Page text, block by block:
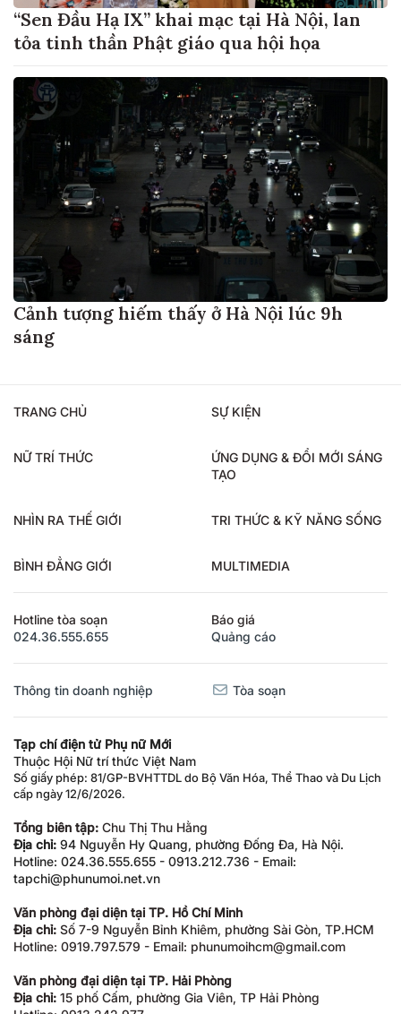
“Sen Đầu Hạ IX” khai mạc tại Hà Nội, lan
tỏa tinh thần Phật giáo qua hội họa
Cảnh tượng hiếm thấy ở Hà Nội lúc 9h
sáng
TRANG CHỦ SỰ KIỆN
NỮ TRÍ THỨC
ỨNG DỤNG & ĐỔI MỚI SÁNG
TẠO
NHÌN RA THẾ GIỚI TRI THỨC & KỸ NĂNG SỐNG
BÌNH ĐẲNG GIỚI MULTIMEDIA
Hotline tòa soạn
024.36.555.655
Báo giá
Quảng cáo
Thông tin doanh nghiệp Tòa soạn
Tạp chí điện tử Phụ nữ Mới
Thuộc Hội Nữ trí thức Việt Nam
Số giấy phép: 81/GP-BVHTTDL do Bộ Văn Hóa, Thể Thao và Du Lịch
cấp ngày 12/6/2026.
Tổng biên tập: Chu Thị Thu Hằng
Địa chỉ: 94 Nguyễn Hy Quang, phường Đống Đa, Hà Nội.
Hotline: 024.36.555.655 - 0913.212.736 - Email:
tapchi@phunumoi.net.vn
Văn phòng đại diện tại TP. Hồ Chí Minh
Địa chỉ: Số 7-9 Nguyễn Bỉnh Khiêm, phường Sài Gòn, TP.HCM
Hotline: 0919.797.579 - Email: phunumoihcm@gmail.com
Văn phòng đại diện tại TP. Hải Phòng
Địa chỉ: 15 phố Cấm, phường Gia Viên, TP Hải Phòng